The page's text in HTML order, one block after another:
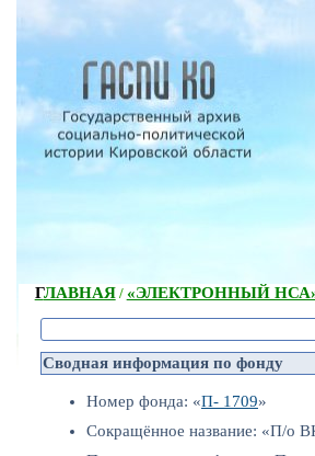
ГЛАВНАЯ/ «ЭЛЕКТРОННЫЙ
Сводная информация по фонду
Номер фонда: «П- 1709»
Сокращённое название: «П/о